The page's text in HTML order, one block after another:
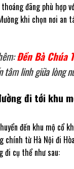
đãng phù hợp
khi chọn nơi an
Đền Bà Chúa
tâm linh giữa lòng
đi tới khu
đến khu mộ cổ
chính từ Hà Nội đi
đi cụ thể như sau: